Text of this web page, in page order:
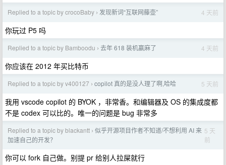
Replied to a topic by crocoBaby › 发现新词“互联网藤壶” 4 天前
你玩过 P5 吗
Replied to a topic by Bamboodu › 去年 618 装机赢麻了 4 天前
你应该在 2012 年买比特币
Replied to a topic by v400127 › copilot 真的是没人理了啊,哈哈 5 天前
我用 vscode copilot 的 BYOK ，非常香。和编辑器及 OS 的集成度都
不是 codex 可以比的。唯一的问题是 bug 非常多
Replied to a topic by blackantt › 似乎开源项目作者不知道/不想利用 AI 来
加速自己的开发？
5 天
前
你可以 fork 自己做。别提 pr 给别人拉屎就行